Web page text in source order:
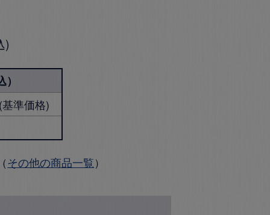
準価格)
その他の商品一覧）